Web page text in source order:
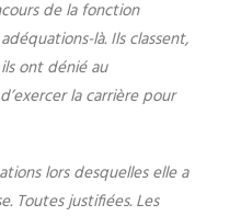
de la fonction
là. Ils classent,
ont dénié au
la carrière pour
lors desquelles elle a
Toutes justifiées. Les